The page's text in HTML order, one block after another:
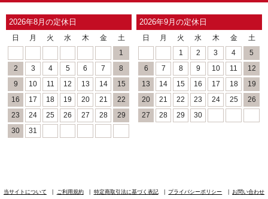
2026年8月の定休日
日 月 火 水 木 金
土
1
2
3 4 5 6 7
8
9
10 11 12 13 14
15
16
17 18 19 20 21
22
23
24 25 26 27 28
29
30
31
2026年9月の定休日
日 月 火 水 木 金
土
1
2 3 4
5
6
7 8 9 10 11
12
13
14 15 16 17 18
19
20
21 22 23 24 25
26
27
28 29 30
当サイトについて ご利用規約 特定商取引法に基づく表記 プライバシーポリシー お問い合わせ